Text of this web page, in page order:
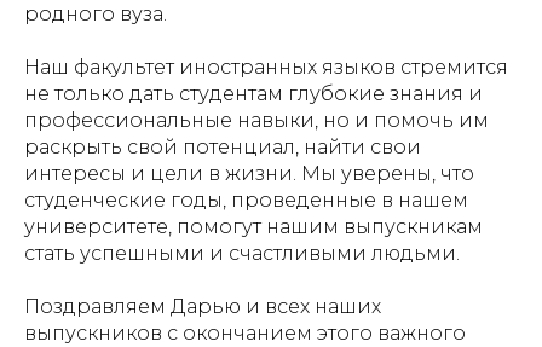
родного вуза.
Наш факультет иностранных языков стремится
не только дать студентам глубокие знания и
профессиональные навыки, но и помочь им
раскрыть свой потенциал, найти свои
интересы и цели в жизни. Мы уверены, что
студенческие годы, проведенные в нашем
университете, помогут нашим выпускникам
стать успешными и счастливыми людьми.
Поздравляем Дарью и всех наших
выпускников с окончанием этого важного